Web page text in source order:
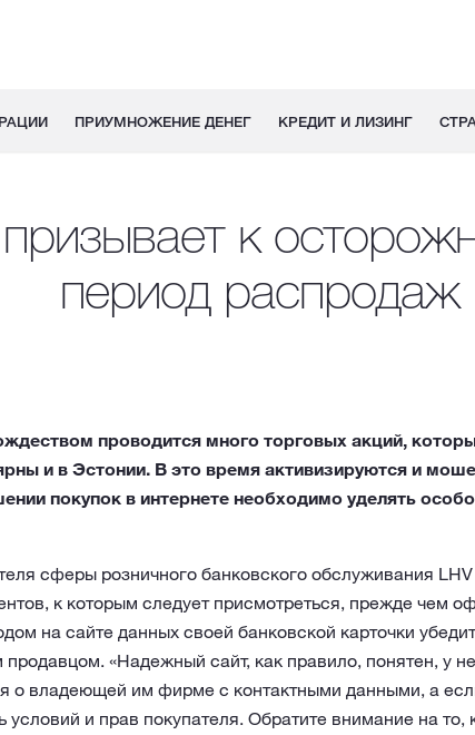
ПРИУМНОЖЕНИЕ ДЕНЕГ КРЕДИТ И ЛИЗИНГ
к
период распродаж
проводится много торговых акций,
и в Эстонии. В это время активизируются и
покупок в интернете необходимо уделять
сферы розничного банковского обслуживания
к которым следует присмотреться, прежде чем
на сайте данных своей банковской карточки
«Надежный сайт, как правило, понятен, у
о владеющей им фирме с контактными данными, а
условий и прав покупателя. Обратите внимание на